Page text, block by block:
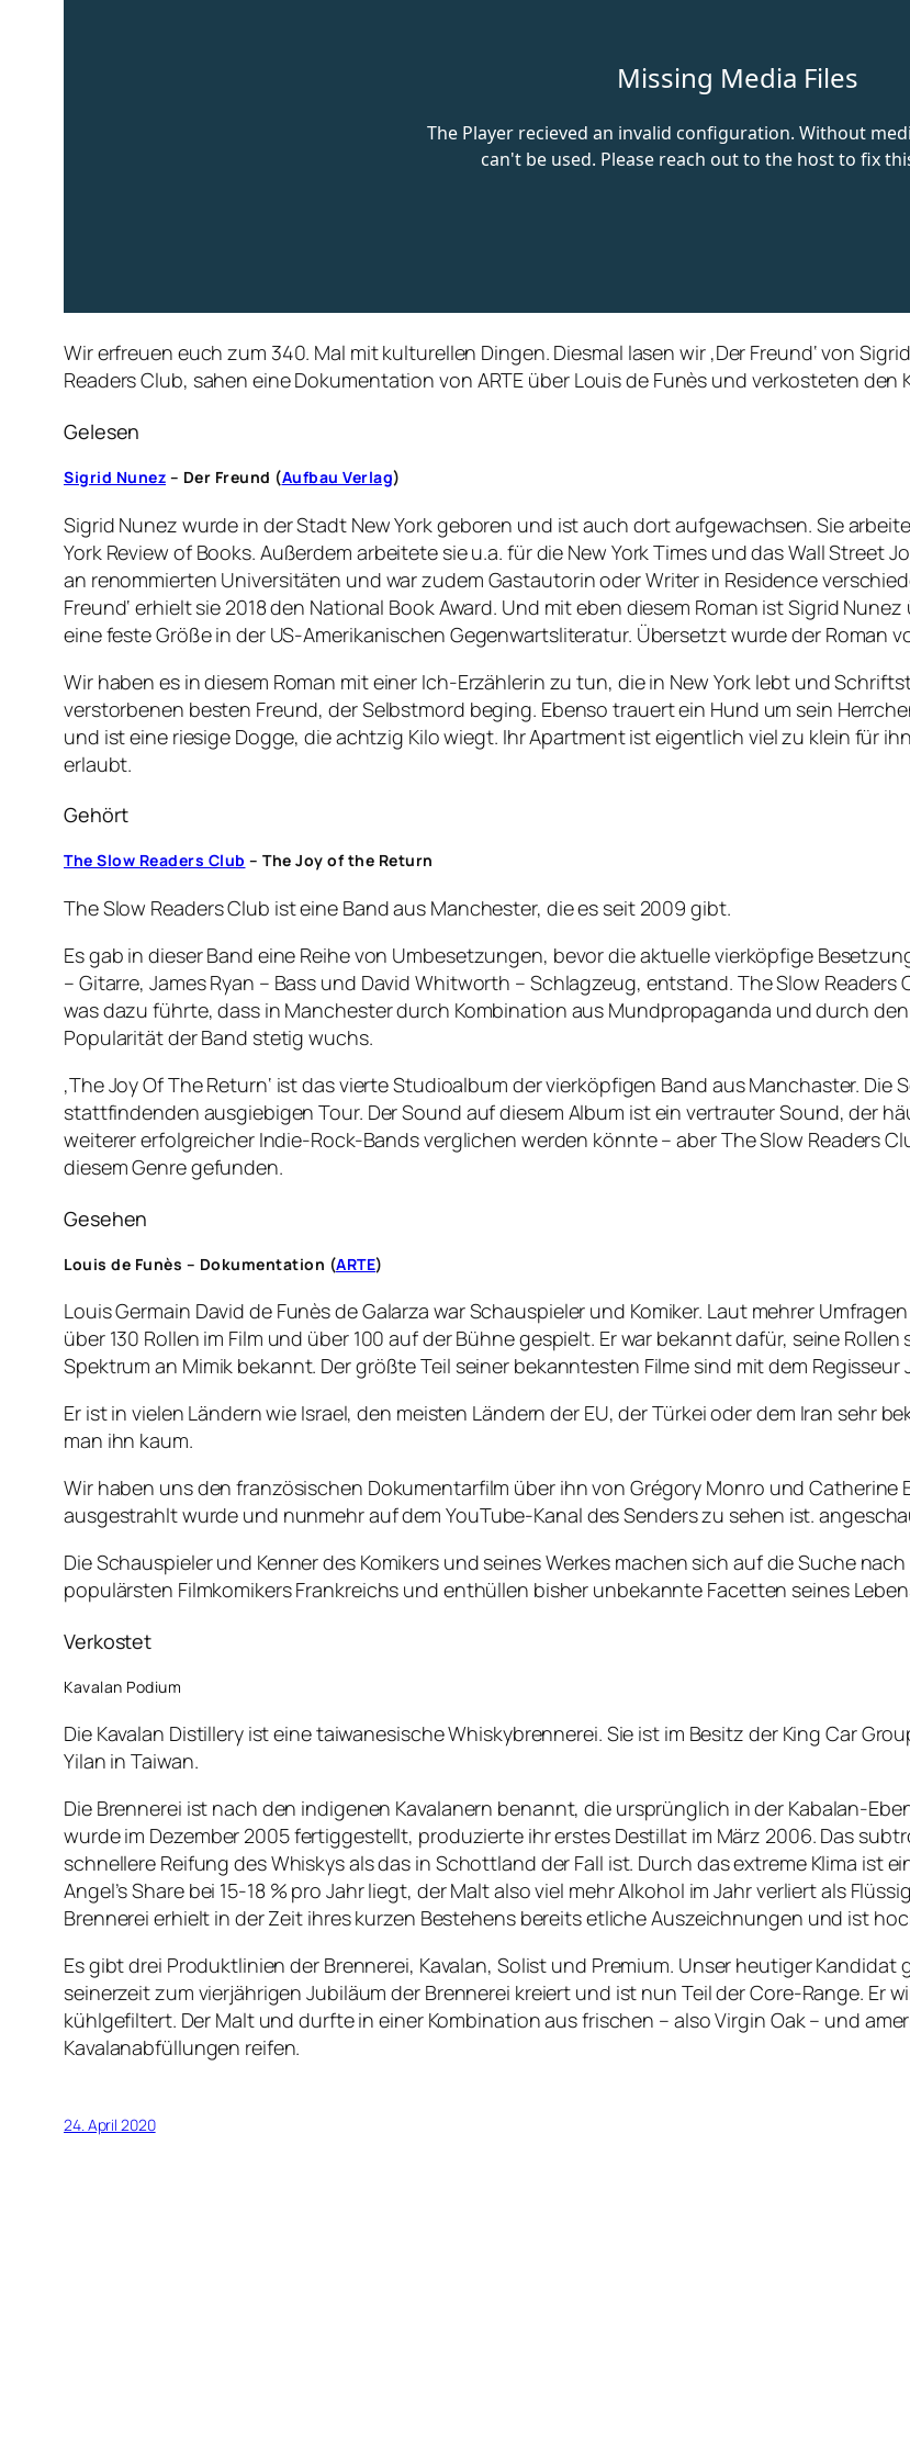
Wir erfreuen euch zum 340. Mal mit kulturellen Dingen. Diesmal lasen wir ‚Der Freund‘ von
Readers Club, sahen eine Dokumentation von ARTE über Louis de Funès und verkosteten den
Gelesen
Sigrid Nunez – Der Freund (Aufbau Verlag)
Sigrid Nunez wurde in der Stadt New York geboren und ist auch dort aufgewachsen. Sie
York Review of Books. Außerdem arbeitete sie u.a. für die New York Times und das Wall
an renommierten Universitäten und war zudem Gastautorin oder Writer in Residence
Freund‘ erhielt sie 2018 den National Book Award. Und mit eben diesem Roman ist Sigrid
eine feste Größe in der US-Amerikanischen Gegenwartsliteratur. Übersetzt wurde der Roman
Wir haben es in diesem Roman mit einer Ich-Erzählerin zu tun, die in New York lebt und
verstorbenen besten Freund, der Selbstmord beging. Ebenso trauert ein Hund um sein
und ist eine riesige Dogge, die achtzig Kilo wiegt. Ihr Apartment ist eigentlich viel zu klein für
erlaubt.
Gehört
The Slow Readers Club – The Joy of the Return
The Slow Readers Club ist eine Band aus Manchester, die es seit 2009 gibt.
Es gab in dieser Band eine Reihe von Umbesetzungen, bevor die aktuelle vierköpfige
– Gitarre, James Ryan – Bass und David Whitworth – Schlagzeug, entstand. The Slow
was dazu führte, dass in Manchester durch Kombination aus Mundpropaganda und durch
Popularität der Band stetig wuchs.
‚The Joy Of The Return‘ ist das vierte Studioalbum der vierköpfigen Band aus Manchaster.
stattfindenden ausgiebigen Tour. Der Sound auf diesem Album ist ein vertrauter Sound, der
weiterer erfolgreicher Indie-Rock-Bands verglichen werden könnte – aber The Slow Readers
diesem Genre gefunden.
Gesehen
Louis de Funès – Dokumentation (ARTE)
Louis Germain David de Funès de Galarza war Schauspieler und Komiker. Laut mehrer
über 130 Rollen im Film und über 100 auf der Bühne gespielt. Er war bekannt dafür, seine
Spektrum an Mimik bekannt. Der größte Teil seiner bekanntesten Filme sind mit dem
Er ist in vielen Ländern wie Israel, den meisten Ländern der EU, der Türkei oder dem Iran sehr
man ihn kaum.
Wir haben uns den französischen Dokumentarfilm über ihn von Grégory Monro und Catherine
ausgestrahlt wurde und nunmehr auf dem YouTube-Kanal des Senders zu sehen ist.
Die Schauspieler und Kenner des Komikers und seines Werkes machen sich auf die Suche
populärsten Filmkomikers Frankreichs und enthüllen bisher unbekannte Facetten seines
Verkostet
Kavalan Podium
Die Kavalan Distillery ist eine taiwanesische Whiskybrennerei. Sie ist im Besitz der King Car
Yilan in Taiwan.
Die Brennerei ist nach den indigenen Kavalanern benannt, die ursprünglich in der Kabalan-
wurde im Dezember 2005 fertiggestellt, produzierte ihr erstes Destillat im März 2006. Das
schnellere Reifung des Whiskys als das in Schottland der Fall ist. Durch das extreme Klima ist
Angel’s Share bei 15-18 % pro Jahr liegt, der Malt also viel mehr Alkohol im Jahr verliert als
Brennerei erhielt in der Zeit ihres kurzen Bestehens bereits etliche Auszeichnungen und ist
Es gibt drei Produktlinien der Brennerei, Kavalan, Solist und Premium. Unser heutiger
seinerzeit zum vierjährigen Jubiläum der Brennerei kreiert und ist nun Teil der Core-Range.
kühlgefiltert. Der Malt und durfte in einer Kombination aus frischen – also Virgin Oak – und
Kavalanabfüllungen reifen.
24. April 2020